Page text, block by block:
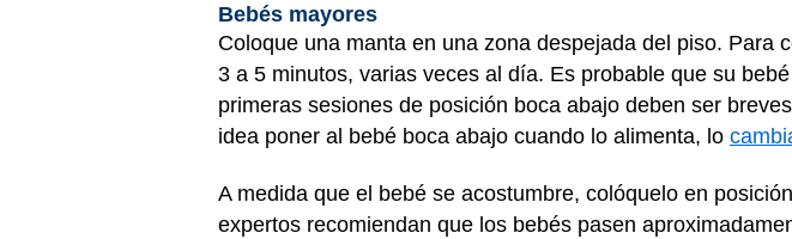
Bebés mayores
Coloque una manta en una zona despejada del piso. Para
3 a 5 minutos, varias veces al día. Es probable que su
primeras sesiones de posición boca abajo deben ser
idea poner al bebé boca abajo cuando lo alimenta, lo
A medida que el bebé se acostumbre, colóquelo en
expertos recomiendan que los bebés pasen